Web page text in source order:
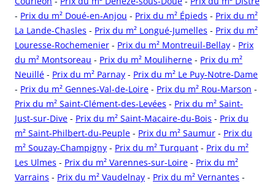
- Prix du m² Doué-en-Anjou - Prix du m² Épieds - Prix du m²
La Lande-Chasles - Prix du m² Longué-Jumelles - Prix du m²
Louresse-Rochemenier - Prix du m² Montreuil-Bellay - Prix
du m² Montsoreau - Prix du m² Mouliherne - Prix du m²
Neuillé - Prix du m² Parnay - Prix du m² Le Puy-Notre-Dame
- Prix du m² Gennes-Val-de-Loire - Prix du m² Rou-Marson -
Prix du m² Saint-Clément-des-Levées - Prix du m² Saint-
Just-sur-Dive - Prix du m² Saint-Macaire-du-Bois - Prix du
m² Saint-Philbert-du-Peuple - Prix du m² Saumur - Prix du
m² Souzay-Champigny - Prix du m² Turquant - Prix du m²
Les Ulmes - Prix du m² Varennes-sur-Loire - Prix du m²
Varrains - Prix du m² Vaudelnay - Prix du m² Vernantes -